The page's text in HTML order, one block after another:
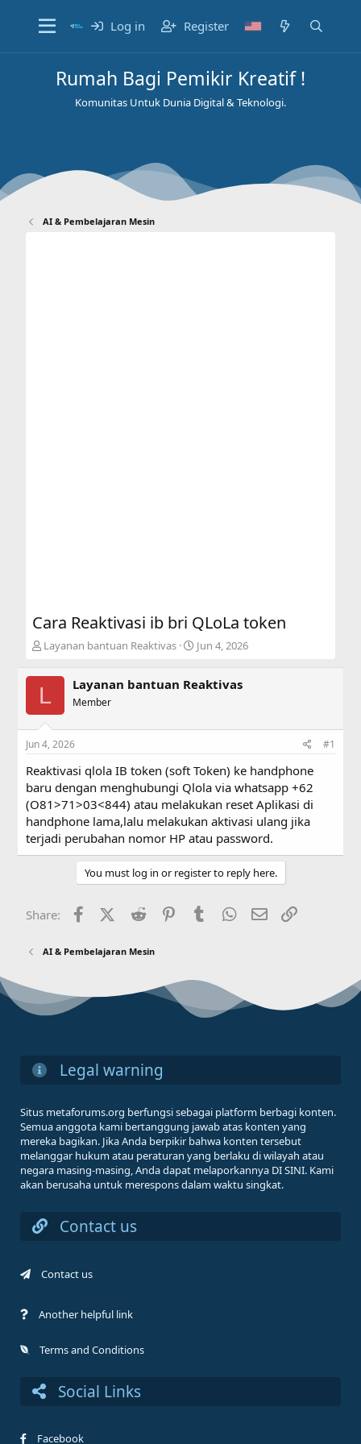
Log in Register
Rumah Bagi Pemikir Kreatif !
Komunitas Untuk Dunia Digital & Teknologi.
AI & Pembelajaran Mesin
Cara Reaktivasi ib bri QLoLa token
T
r
a
d
t
r
t
e
r
Layanan bantuan Reaktivas
S
r
a
Jun 4, 2026
L Layanan bantuan Reaktivas
Member
Jun 4, 2026 #1
Reaktivasi qlola IB token (soft Token) ke handphone
baru dengan menghubungi Qlola via whatsapp +62
(O81>71>03<844) atau melakukan reset Aplikasi di
handphone lama,lalu melakukan aktivasi ulang jika
terjadi perubahan nomor HP atau password.
You must log in or register to reply here.
Share: FacebookX (Twitter)
Reddit PinterestTumblr WhatsApp
Email
AI & Pembelajaran Mesin
Legal warning
Situs metaforums.org berfungsi sebagai platform berbagi konten.
Semua anggota kami bertanggung jawab atas konten yang
mereka bagikan. Jika Anda berpikir bahwa konten tersebut
melanggar hukum atau peraturan yang berlaku di wilayah atau
negara masing-masing, Anda dapat melaporkannya DI SINI. Kami
akan berusaha untuk merespons dalam waktu singkat.
Contact us
Contact us
Another helpful link
Terms and Conditions
Social Links
Facebook